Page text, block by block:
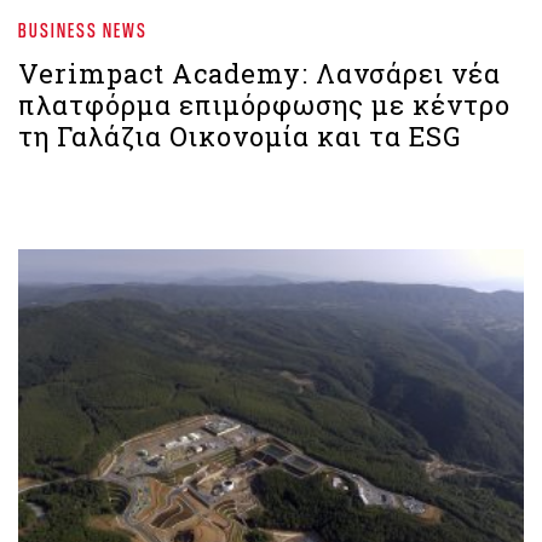
BUSINESS NEWS
Verimpact Academy: Λανσάρει νέα
πλατφόρμα επιμόρφωσης με κέντρο
τη Γαλάζια Οικονομία και τα ESG